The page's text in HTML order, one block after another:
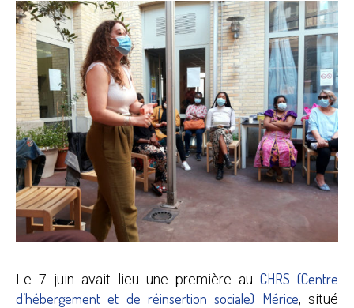
Le 7 juin avait lieu une première auCHRS (Centre
d’hébergement et de réinsertion sociale) Mérice, situé